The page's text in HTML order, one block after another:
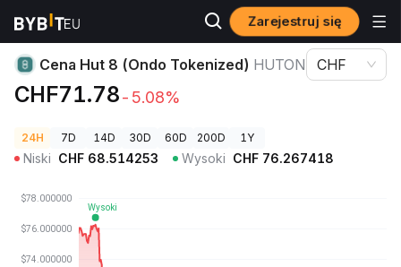
Zarejestruj się
Ceny kryptowalut Cena Hut 8 (Ondo Tokenized) HUTON
Cena Hut 8 (Ondo Tokenized) HUTON
CHF71.78-5.08%
CHF
24H 7D 14D 30D 60D 200D 1Y
Niski CHF 68.514253 Wysoki CHF 76.267418